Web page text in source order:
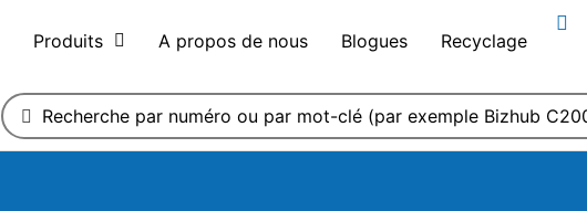
Produits A propos de nous Blogues Recyclage